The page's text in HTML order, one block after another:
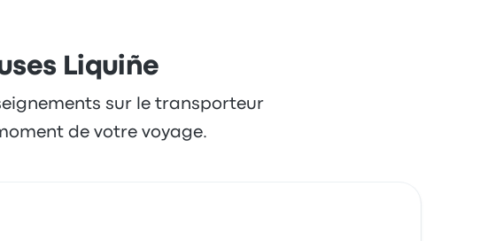
Liquiñe
sur le transporteur
de votre voyage.